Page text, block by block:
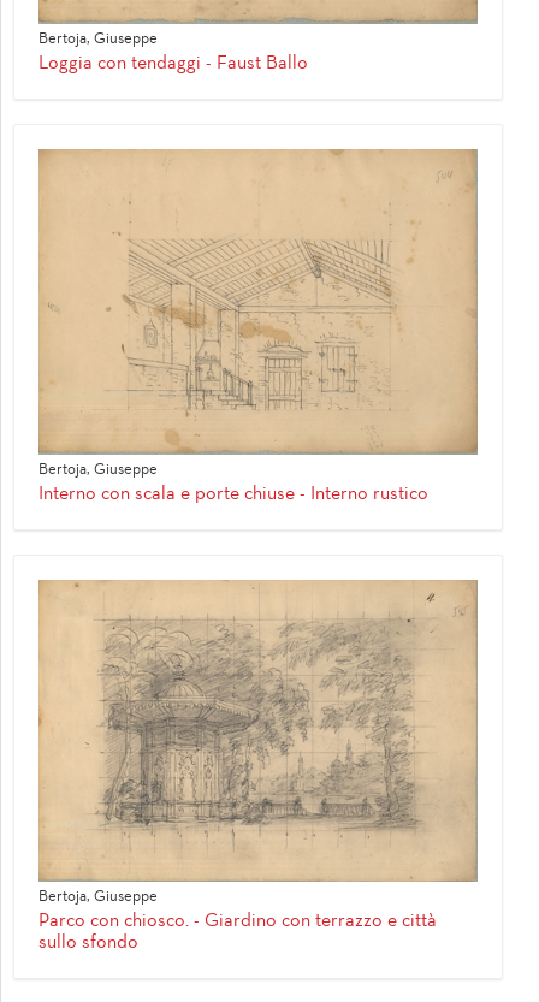
Bertoja, Giuseppe
Loggia con tendaggi - Faust Ballo
Bertoja, Giuseppe
Interno con scala e porte chiuse - Interno rustico
Bertoja, Giuseppe
Parco con chiosco. - Giardino con terrazzo e città
sullo sfondo